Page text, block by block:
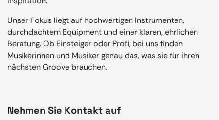
Unser Fokus liegt auf hochwertigen Instrumenten,
durchdachtem Equipment und einer klaren, ehrlichen
Beratung. Ob Einsteiger oder Profi, bei uns finden
Musikerinnen und Musiker genau das, was sie für ihren
nächsten Groove brauchen.
Nehmen Sie Kontakt auf